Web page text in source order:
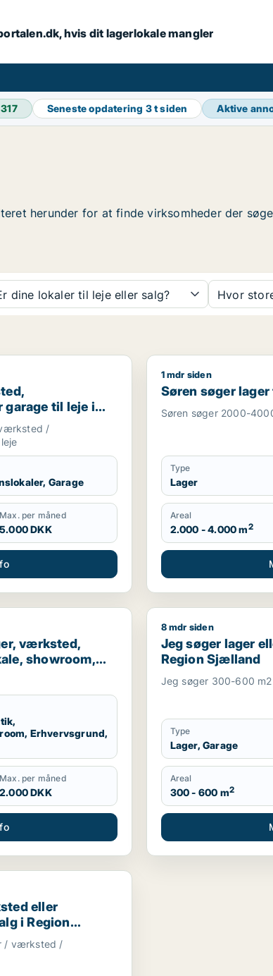
hvis dit lagerlokale mangler
317 Seneste opdatering 3 t siden Aktive
herunder for at finde virksomheder der
dine lokaler til leje eller salg? Hvor
produktionslokaler eller garage til leje i Region
til leje i
/
Garage
Max. per måned
5.000 DKK
Søren søger lager
1 mdr siden
Søren søger
Søren søger 2000-
Type
Lager
Areal
2.000 - 4.000 m2
butik, undervisningslokale,
værksted,
showroom,
eller
eller
Erhvervsgrund,
Max. per måned
2.000 DKK
Jeg søger lager
8 mdr siden
Jeg søger lager
Region Sjælland
Jeg søger 300-600
Type
Lager, Garage
Areal
300 - 600 m2
hotel, produktionslokaler eller garage til
eller produktionslokaler til salg i Region
eller
i Region
/ værksted /